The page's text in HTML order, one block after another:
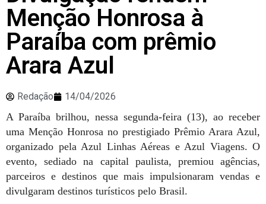
Menção Honrosa à
Paraíba com prêmio
Arara Azul
Redação 14/04/2026
A Paraíba brilhou, nessa segunda-feira (13), ao receber
uma Menção Honrosa no prestigiado Prêmio Arara Azul,
organizado pela Azul Linhas Aéreas e Azul Viagens. O
evento, sediado na capital paulista, premiou agências,
parceiros e destinos que mais impulsionaram vendas e
divulgaram destinos turísticos pelo Brasil.